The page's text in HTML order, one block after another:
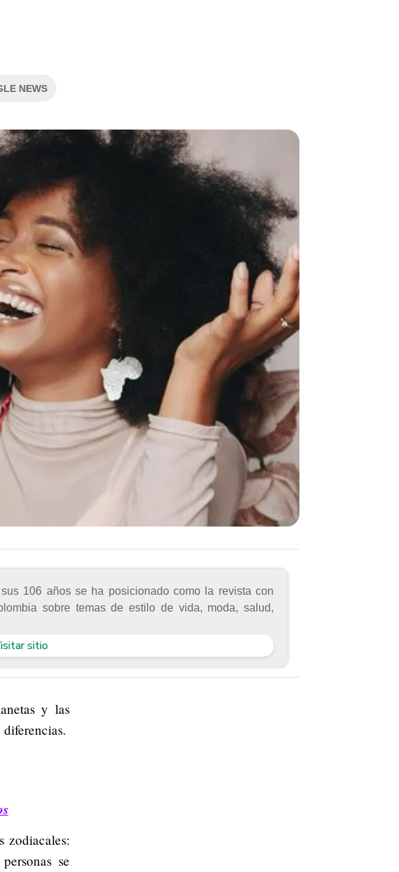
NEWS
106 años se ha posicionado como la revista con
sobre temas de estilo de vida, moda, salud,
sitio
y las
zodiacales:
se